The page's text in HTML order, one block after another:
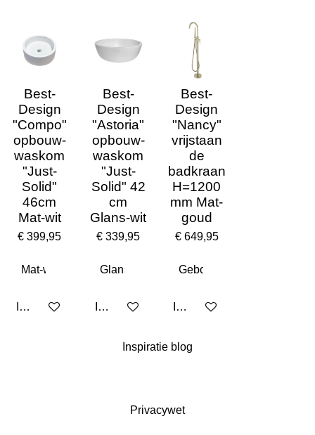
Best-
Design
"Compo"
opbouw-
waskom
"Just-
Solid"
46cm
Mat-wit
€ 399,95
In winkelwagen
Best-
Design
"Astoria"
opbouw-
waskom
"Just-
Solid" 42
cm
Glans-wit
€ 339,95
In winkelwagen
Best-
Design
"Nancy"
vrijstaan
de
badkraan
H=1200
mm Mat-
goud
€ 649,95
In winkelwagen
Inspiratie blog
Privacywet